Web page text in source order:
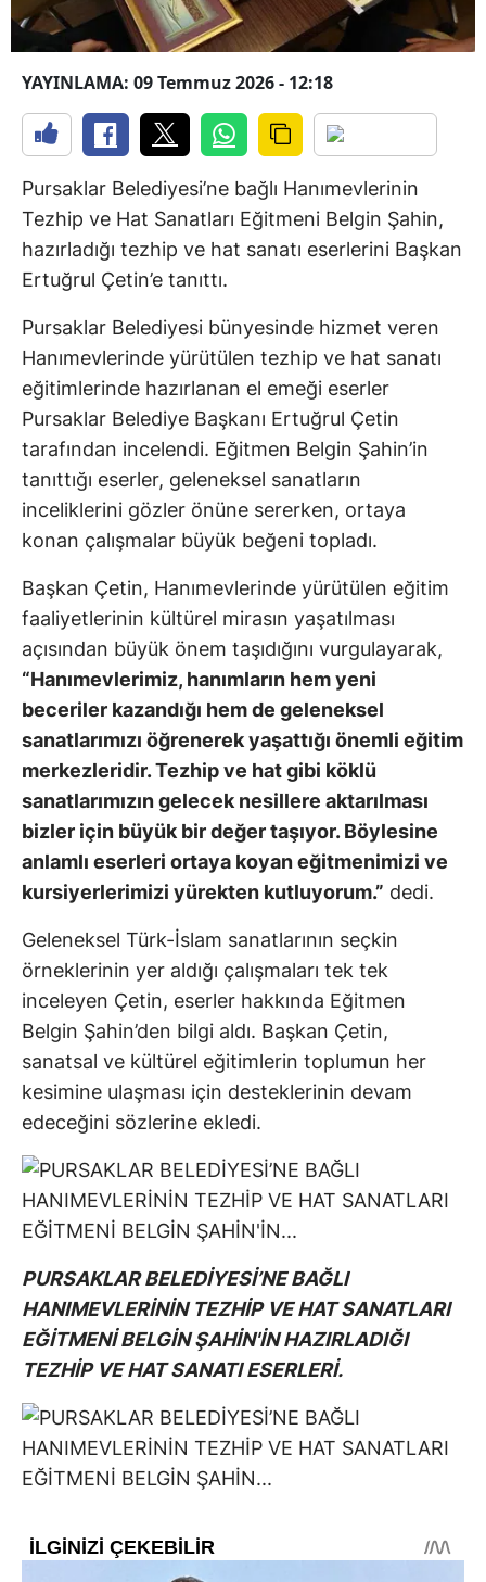
YAYINLAMA: 09 Temmuz 2026 - 12:18
Pursaklar Belediyesi’ne bağlı Hanımevlerinin
Tezhip ve Hat Sanatları Eğitmeni Belgin Şahin,
hazırladığı tezhip ve hat sanatı eserlerini Başkan
Ertuğrul Çetin’e tanıttı.
Pursaklar Belediyesi bünyesinde hizmet veren
Hanımevlerinde yürütülen tezhip ve hat sanatı
eğitimlerinde hazırlanan el emeği eserler
Pursaklar Belediye Başkanı Ertuğrul Çetin
tarafından incelendi. Eğitmen Belgin Şahin’in
tanıttığı eserler, geleneksel sanatların
inceliklerini gözler önüne sererken, ortaya
konan çalışmalar büyük beğeni topladı.
Başkan Çetin, Hanımevlerinde yürütülen eğitim
faaliyetlerinin kültürel mirasın yaşatılması
açısından büyük önem taşıdığını vurgulayarak,
“Hanımevlerimiz, hanımların hem yeni
beceriler kazandığı hem de geleneksel
sanatlarımızı öğrenerek yaşattığı önemli eğitim
merkezleridir. Tezhip ve hat gibi köklü
sanatlarımızın gelecek nesillere aktarılması
bizler için büyük bir değer taşıyor. Böylesine
anlamlı eserleri ortaya koyan eğitmenimizi ve
kursiyerlerimizi yürekten kutluyorum.” dedi.
Geleneksel Türk-İslam sanatlarının seçkin
örneklerinin yer aldığı çalışmaları tek tek
inceleyen Çetin, eserler hakkında Eğitmen
Belgin Şahin’den bilgi aldı. Başkan Çetin,
sanatsal ve kültürel eğitimlerin toplumun her
kesimine ulaşması için desteklerinin devam
edeceğini sözlerine ekledi.
PURSAKLAR BELEDİYESİ’NE BAĞLI
HANIMEVLERİNİN TEZHİP VE HAT SANATLARI
EĞİTMENİ BELGİN ŞAHİN'İN HAZIRLADIĞI
TEZHİP VE HAT SANATI ESERLERİ.